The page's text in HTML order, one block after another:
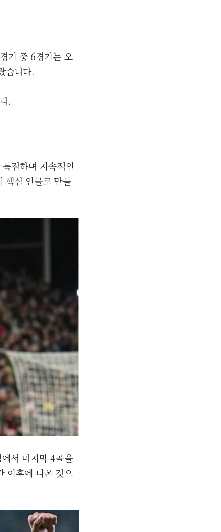
기 중 6경기는 오
습니다.
.
점하며 지속적인
핵심 인물로 만들
서 마지막 4골을
이후에 나온 것으